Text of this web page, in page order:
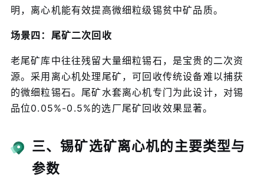
明，离心机能有效提高微细粒级锡贫中矿品质。
场景四：尾矿二次回收
老尾矿库中往往残留大量细粒锡石，是宝贵的二次资
源。采用离心机处理尾矿，可回收传统设备难以捕获
的微细粒锡石。尾矿水套离心机专门为此设计，对锡
品位0.05%-0.5%的选厂尾矿回收效果显著。
三、锡矿选矿离心机的主要类型与
参数